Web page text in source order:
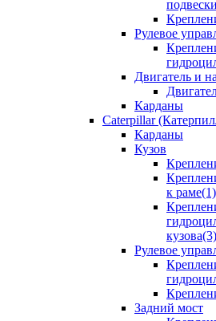
Рулевое
Двигатель и
Карданы
Caterpillar
Карданы
Кузов
к раме(1)
кузова(3)
Рулевое
Задний мост